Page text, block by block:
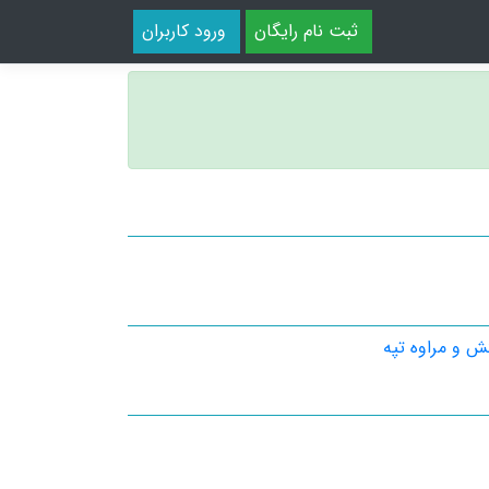
ثبت نام رایگان ورود کاربران
و مراوه تپه